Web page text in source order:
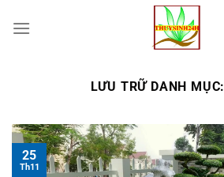
đến
LƯU TRỮ DANH MỤC:
25
Th11